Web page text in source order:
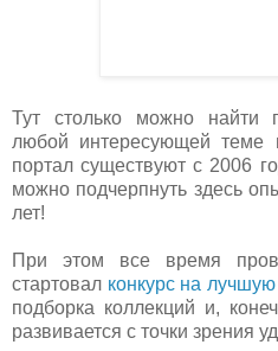
Тут столько можно найти
любой интересующей теме
портал существуют с 2006
можно подчерпнуть здесь
лет!
При этом все время
стартовал конкурс на
подборка коллекций и,
развивается с точки зрения